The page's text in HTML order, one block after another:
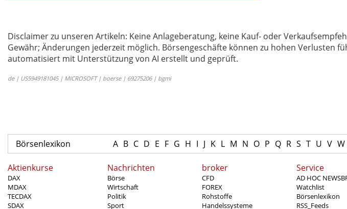
Disclaimer zu unseren Artikeln: Keine Anlageberatung, keine Kauf- oder
Gewähr; Änderungen jederzeit möglich. Börsengeschäfte können zu hohen Verlusten
automatisiert mit Unterstützung von AI erstellt und geprüft.
de | US5949181045 | MICROSOFT | boerse | 69275206 | bgmi
Börsenlexikon A B C D E F G H I J K L M N O P Q R S T U V W
Aktienkurse
DAX
MDAX
TECDAX
SDAX
Nachrichten
Börse
Wirtschaft
Politik
Sport
broker
CFD
FOREX
Rohstoffe
Handelssysteme
Service
AD HOC
Watchlist
Börsenlexikon
RSS_Feeds